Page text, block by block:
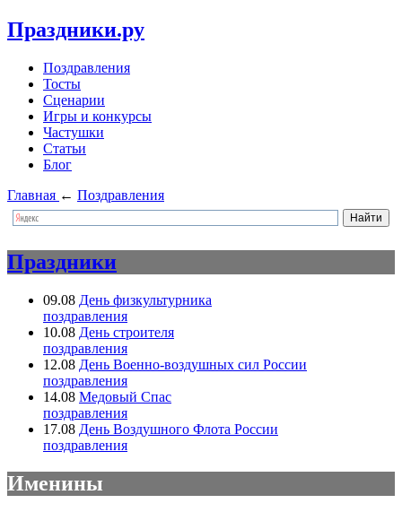
Праздники.ру
Поздравления
Тосты
Сценарии
Игры и конкурсы
Частушки
Статьи
Блог
Главная ← Поздравления
Праздники
09.08 День физкультурника
поздравления
10.08 День строителя
поздравления
12.08 День Военно-воздушных сил России
поздравления
14.08 Медовый Спас
поздравления
17.08 День Воздушного Флота России
поздравления
Именины